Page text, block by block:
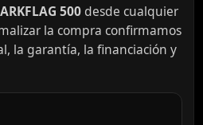
500 desde cualquier
la compra confirmamos
la garantía, la financiación y